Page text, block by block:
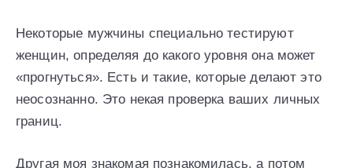
Некоторые мужчины специально тестируют
женщин, определяя до какого уровня она может
«прогнуться». Есть и такие, которые делают это
неосознанно. Это некая проверка ваших личных
границ.
Другая моя знакомая познакомилась, а потом